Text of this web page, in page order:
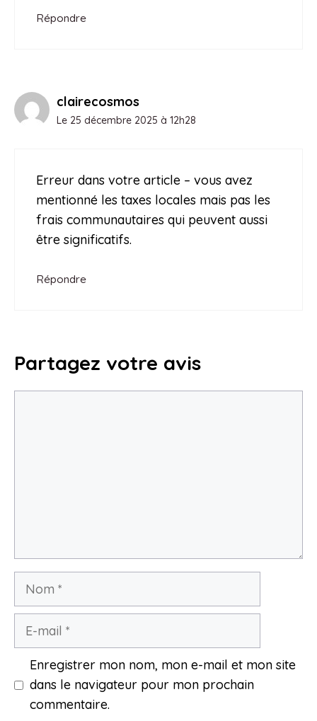
Répondre
clairecosmos
Le 25 décembre 2025 à 12h28
Erreur dans votre article – vous avez
mentionné les taxes locales mais pas les
frais communautaires qui peuvent aussi
être significatifs.
Répondre
Partagez votre avis
Nom
Enregistrer mon nom, mon e-mail et mon site
dans le navigateur pour mon prochain
commentaire.